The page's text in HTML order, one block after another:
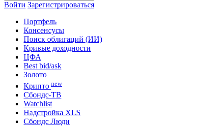
Войти Зарегистрироваться
Портфель
Консенсусы
Поиск облигаций (ИИ)
Кривые доходности
ЦФА
Best bid/ask
Золото
Крипто new
Сбондс-ТВ
Watchlist
Надстройка XLS
Сбондс Люди